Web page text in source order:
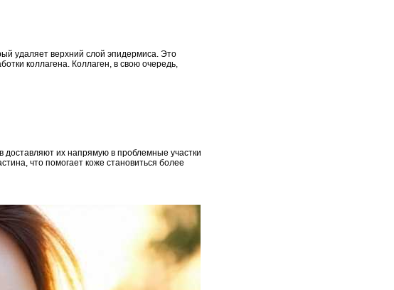
удаляет верхний слой эпидермиса. Это
коллагена. Коллаген, в свою очередь,
доставляют их напрямую в проблемные участки
что помогает коже становиться более